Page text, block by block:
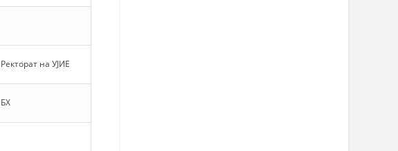
Ректорат на УЈИЕ
БХ